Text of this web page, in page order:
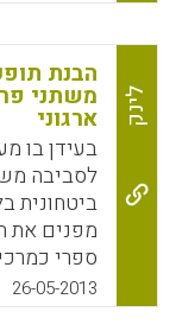
סיום
סומך,
לינק
הבנת
משתני
ארגוני
בעידן בו
לסביבה
ביטחונית
מפנים את
ספרי
הארגונית.
החוסן
26-05-2013